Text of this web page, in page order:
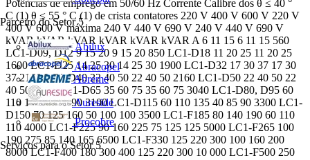
Parceiro do Setor 5
Abilux
Abracopel
Abreme
Aureside
Procobre
Serviços para o Setor 5
Potências de emprego em 50/60 Hz Corrente Calibre dos θ ≤ 40 °
C (1) θ ≤ 55 ° C (1) de crista contatores 220 V 400 V 600 V 220 V
400 V 600 V máxima 240 V 440 V 690 V 240 V 440 V 690 V
kVAR kVAR kVAR kVAR kVAR kVAR A 6 11 15 6 11 15 560
LC1-D09, D12 9 15 20 9 15 20 850 LC1-D18 11 20 25 11 20 25
1600 LC1-D25 14 25 30 14 25 30 1900 LC1-D32 17 30 37 17 30
37 2160 LC1-D40 22 40 50 22 40 50 2160 LC1-D50 22 40 50 22
40 50 3040 LC1-D65 35 60 75 35 60 75 3040 LC1-D80, D95 60
110 135 40 85 90 3100 LC1-D115 60 110 135 40 85 90 3300 LC1-
D150 70 125 160 50 100 100 3500 LC1-F185 80 140 190 60 110
110 4000 LC1-F225 90 160 225 75 125 125 5000 LC1-F265 100
190 275 85 140 165 6500 LC1-F330 125 220 300 100 160 200
8000 LC1-F400 180 300 400 125 220 300 10 000 LC1-F500 250